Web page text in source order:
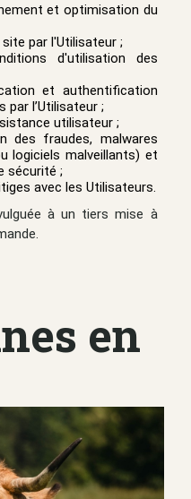
et optimisation du
par l'Utilisateur ;
d'utilisation des
et authentification
par l’Utilisateur ;
utilisateur ;
des fraudes, malwares
logiciels malveillants) et
sécurité ;
avec les Utilisateurs.
à un tiers mise à
en